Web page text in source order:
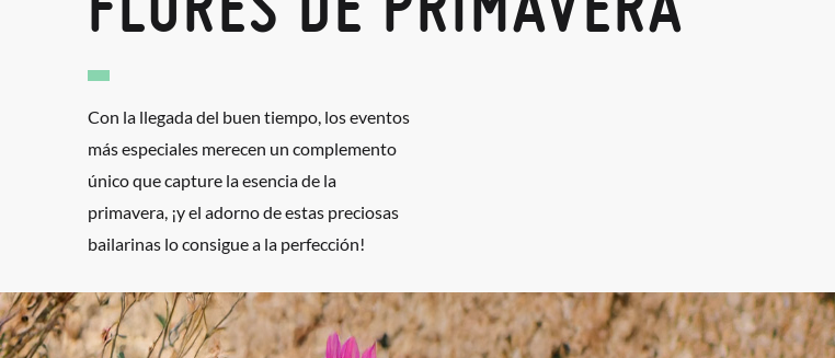
Con la llegada del buen tiempo, los eventos
más especiales merecen un complemento
único que capture la esencia de la
primavera, ¡y el adorno de estas preciosas
bailarinas lo consigue a la perfección!